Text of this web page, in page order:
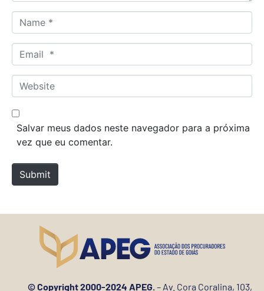
a
m
*
m
a
*
W
e
b
e
Salvar meus dados neste navegador para a próxima
vez que eu comentar.
Submit
© Copyright 2000-2024 APEG.– Av. Cora Coralina, 103,